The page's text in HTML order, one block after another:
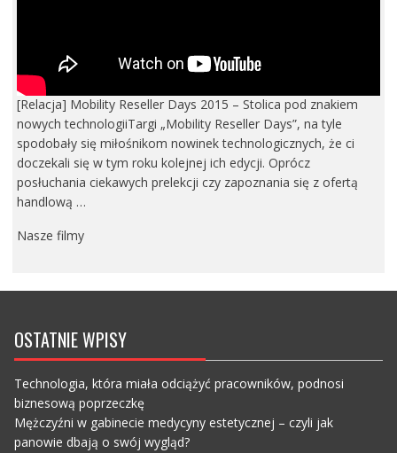
[Relacja] Mobility Reseller Days 2015 – Stolica pod znakiem
nowych technologiiTargi „Mobility Reseller Days”, na tyle
spodobały się miłośnikom nowinek technologicznych, że ci
doczekali się w tym roku kolejnej ich edycji. Oprócz
posłuchania ciekawych prelekcji czy zapoznania się z ofertą
handlową …
Nasze filmy
OSTATNIE WPISY
Technologia, która miała odciążyć pracowników, podnosi
biznesową poprzeczkę
Mężczyźni w gabinecie medycyny estetycznej – czyli jak
panowie dbają o swój wygląd?